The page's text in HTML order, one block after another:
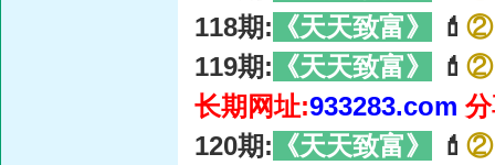
118期: 《天天致富》 💄 ②
119期: 《天天致富》 💄 ②
长期网址:933283.com
120期: 《天天致富》 💄 ②